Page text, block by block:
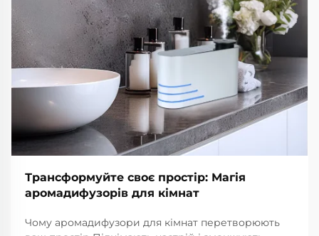
Трансформуйте своє простір: Магія
аромадифузорів для кімнат
Чому аромадифузори для кімнат перетворюють